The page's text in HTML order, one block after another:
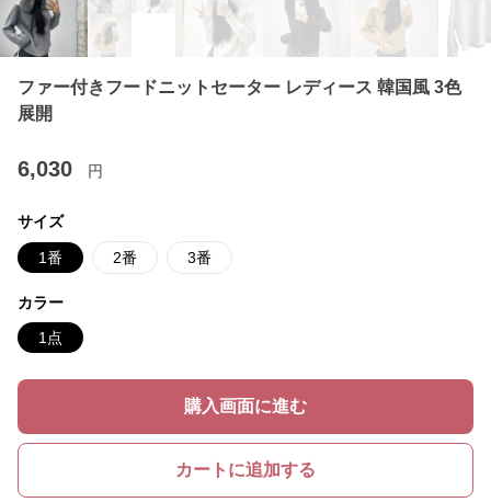
ファー付きフードニットセーター レディース 韓国風 3色
展開
6,030 円
サイズ
1番 2番 3番
カラー
1点
購入画面に進む
カートに追加する